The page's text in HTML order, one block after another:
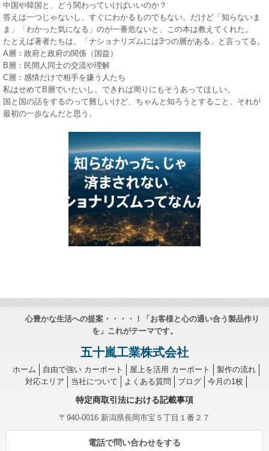
中国や韓国と、どう関わっていけばいいのか？
答えは一つじゃないし、すぐにわかるものでもない。だけど「知らないま
ま」「わかった気になる」のが一番危ないと、この本は教えてくれた。
たとえば著者たちは、「ナショナリズムには3つの層がある」と言ってる。
A層：政府と政府の関係（国益）
B層：民間人同士の交流や理解
C層：感情だけで相手を嫌う人たち
私はせめてB層でいたいし、できれば周りにもそうあってほしい。
国と国の話をするのって難しいけど、ちゃんと知ろうとすること、それが
最初の一歩なんだと思う。
心豊かな生活への提案・・・・！「お客様と心の通い合う製品作り
を」これがテーマです。
五十嵐工業株式会社
ホーム 自由で強い カーポート 屋上を活用 カーポート
製作の流れ
対応エリア
当社について よくある質問 ブログ 今月の1枚
特定商取引法における記載事項
〒940-0016 新潟県長岡市宝５丁目１番２７
電話で問い合わせをする